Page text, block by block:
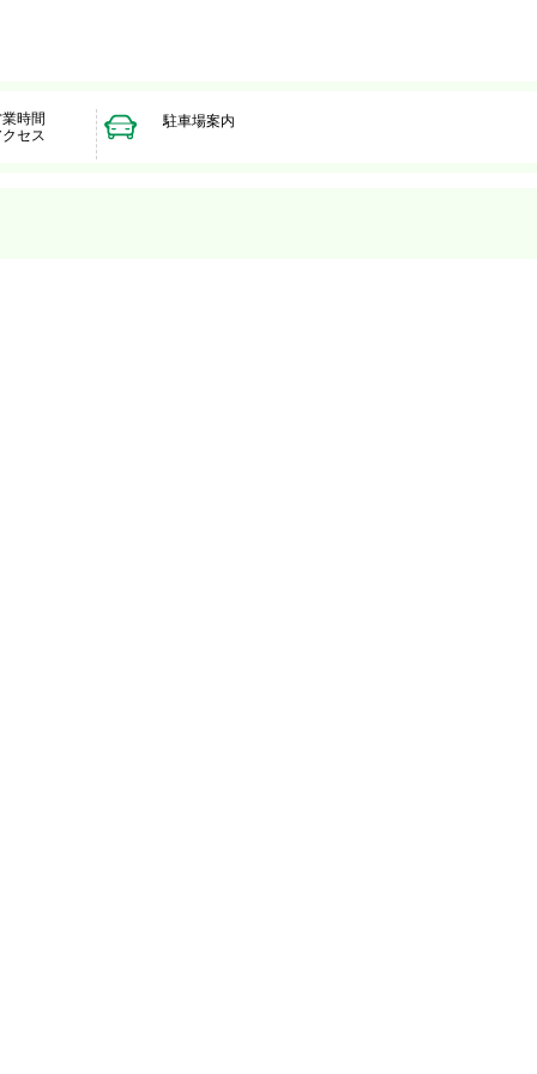
時間
セス
駐車場案内